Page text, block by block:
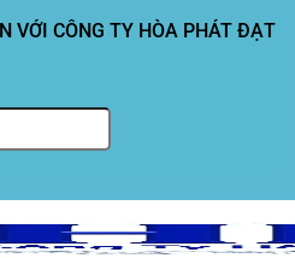
VỚI CÔNG TY HÒA PHÁT ĐẠT